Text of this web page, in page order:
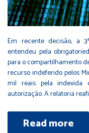
Em recente decisão, a
entendeu pela
para o compartilhamento
recurso indeferido pelos
mil reais pela indevida
autorização. A relatoria
Read more